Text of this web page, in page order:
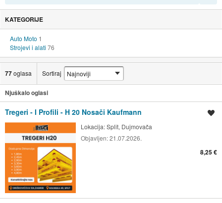
KATEGORIJE
Auto Moto 1
Strojevi i alati 76
77oglasa Sortiraj
Njuškalo oglasi
Tregeri - I Profili - H 20 Nosači Kaufmann
Lokacija:Split, Dujmovača
Objavljen:21.07.2026.
8,25 €